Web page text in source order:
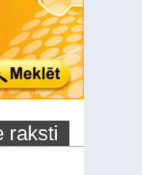
raksti